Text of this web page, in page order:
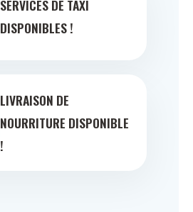
SERVICES DE TAXI
DISPONIBLES !
LIVRAISON DE
NOURRITURE DISPONIBLE
!